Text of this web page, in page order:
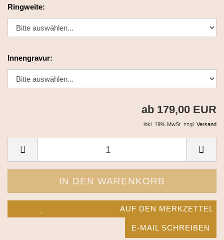
Ringweite:
Innengravur:
ab 179,00 EUR
inkl. 19% MwSt. zzgl. Versand
AUF DEN MERKZETTEL
E-MAIL SCHREIBEN